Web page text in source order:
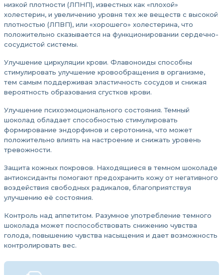
низкой плотности (ЛПНП), известных как «плохой»
холестерин, и увеличению уровня тех же веществ с высокой
плотностью (ЛПВП), или «хорошего» холестерина, что
положительно сказывается на функционировании сердечно-
сосудистой системы.
Улучшение циркуляции крови. Флавоноиды способны
стимулировать улучшение кровообращения в организме,
тем самым поддерживая эластичность сосудов и снижая
вероятность образования сгустков крови.
Улучшение психоэмоционального состояния. Темный
шоколад обладает способностью стимулировать
формирование эндорфинов и серотонина, что может
положительно влиять на настроение и снижать уровень
тревожности.
Защита кожных покровов. Находящиеся в темном шоколаде
антиоксиданты помогают предохранить кожу от негативного
воздействия свободных радикалов, благоприятствуя
улучшению её состояния.
Контроль над аппетитом. Разумное употребление темного
шоколада может поспособствовать снижению чувства
голода, повышению чувства насыщения и дает возможность
контролировать вес.